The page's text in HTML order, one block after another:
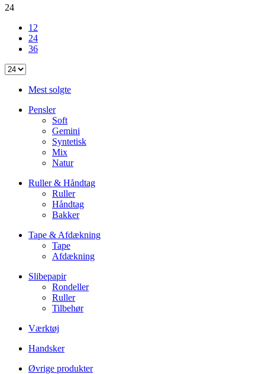
24
12
24
36
Mest solgte
Pensler
Soft
Gemini
Syntetisk
Mix
Natur
Ruller & Håndtag
Ruller
Håndtag
Bakker
Tape & Afdækning
Tape
Afdækning
Slibepapir
Rondeller
Ruller
Tilbehør
Værktøj
Handsker
Øvrige produkter